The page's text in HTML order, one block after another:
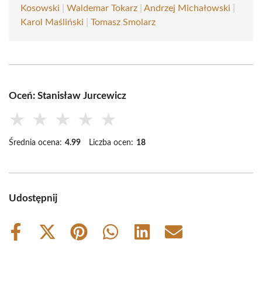
Kosowski Waldemar Tokarz Andrzej Michałowski
Karol Maśliński
Tomasz Smolarz
Oceń: Stanisław Jurcewicz
★ ★ ★ ★ ★
Średnia ocena: 4.99 Liczba ocen: 18
Udostępnij
Share
Share
Share
Share
Share
Share